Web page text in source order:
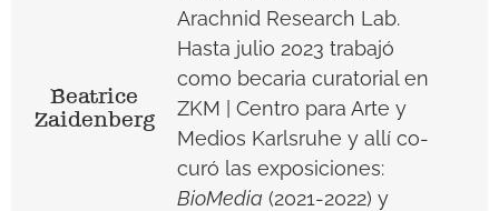
Beatrice
Zaidenberg
Arachnid Research Lab.
Hasta julio 2023 trabajó
como becaria curatorial en
ZKM | Centro para Arte y
Medios Karlsruhe y allí co-
curó las exposiciones:
BioMedia (2021-2022) y